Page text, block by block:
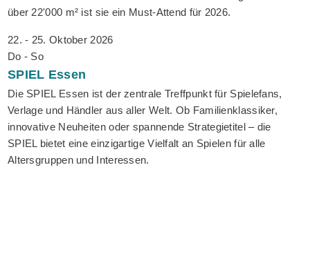
über 22'000 m² ist sie ein Must-Attend für 2026.
22. - 25. Oktober 2026
Do - So
SPIEL Essen
Die SPIEL Essen ist der zentrale Treffpunkt für Spielefans,
Verlage und Händler aus aller Welt. Ob Familienklassiker,
innovative Neuheiten oder spannende Strategietitel – die
SPIEL bietet eine einzigartige Vielfalt an Spielen für alle
Altersgruppen und Interessen.